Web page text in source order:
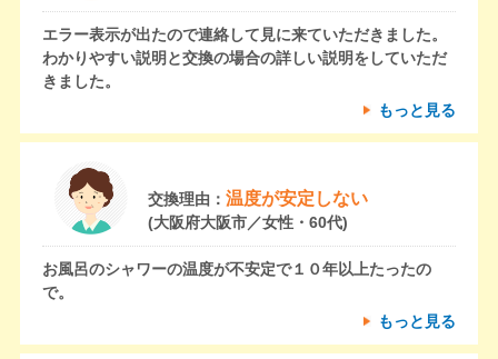
エラー表示が出たので連絡して見に来ていただきました。
わかりやすい説明と交換の場合の詳しい説明をしていただ
きました。
もっと見る
交換理由： 温度が安定しない
(大阪府大阪市／女性・60代)
お風呂のシャワーの温度が不安定で１０年以上たったの
で。
もっと見る